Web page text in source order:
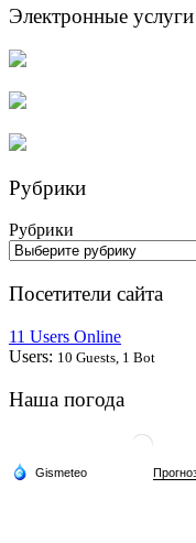
Электронные услуги
Рубрики
Рубрики
Посетители сайта
11 Users Online
Users: 10 Guests, 1 Bot
Наша погода